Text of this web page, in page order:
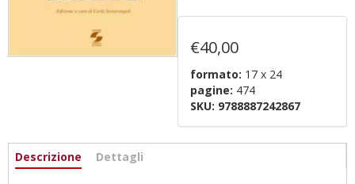
€40,00
formato: 17 x 24
pagine: 474
SKU: 9788887242867
Informazioni
Descrizione (active
Dettagli